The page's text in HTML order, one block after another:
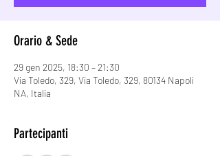
Orario & Sede
29 gen 2025, 18:30 – 21:30
Via Toledo, 329, Via Toledo, 329, 80134 Napoli
NA, Italia
Partecipanti